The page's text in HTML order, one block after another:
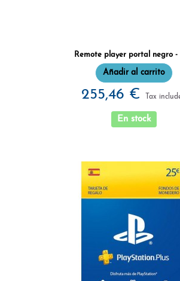
Remote player portal negro -
255,46 € Tax
Añadir al carrito
En stock